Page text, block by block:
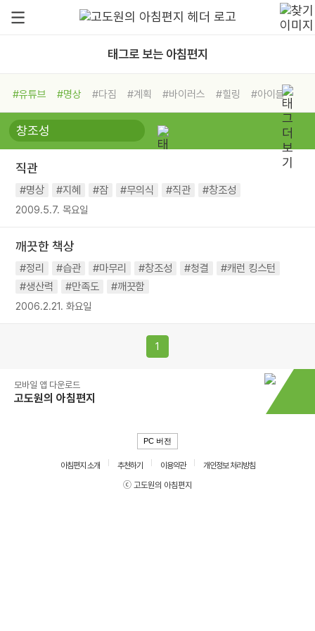
태그로 보는 아침편지
#유튜브 #명상 #다짐 #계획 #바이러스 #힐링
#아이들
#비전캠프
#독서캠프 #삶
#희망
#나눔 #친구 #링컨학교
#독서
직관
#명상 #지혜 #잠 #무의식 #직관 #창조성
2009.5.7. 목요일
깨끗한 책상
#정리 #습관 #마무리 #창조성 #청결
#캐런 킹스턴
#생산력
#만족도 #깨끗함
2006.2.21. 화요일
1
모바일 앱 다운로드
고도원의 아침편지
PC 버전
아침편지 소개 추천하기 이용약관
개인정보 처리방침
ⓒ 고도원의 아침편지